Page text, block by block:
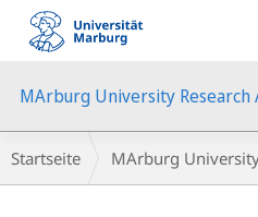
Mobile-
Navigation
MArburg University Research
Breadcrumb-
Navigation
Startseite MArburg